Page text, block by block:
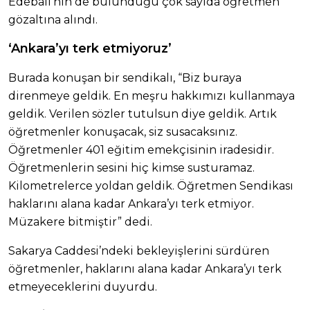
gözaltına alındı.
‘Ankara’yı terk etmiyoruz’
Burada konuşan bir sendikalı, “Biz buraya
direnmeye geldik. En meşru hakkımızı kullanmaya
geldik. Verilen sözler tutulsun diye geldik. Artık
öğretmenler konuşacak, siz susacaksınız.
Öğretmenler 401 eğitim emekçisinin iradesidir.
Öğretmenlerin sesini hiç kimse susturamaz.
Kilometrelerce yoldan geldik. Öğretmen Sendikası
haklarını alana kadar Ankara’yı terk etmiyor.
Müzakere bitmiştir” dedi.
Sakarya Caddesi’ndeki bekleyişlerini sürdüren
öğretmenler, haklarını alana kadar Ankara’yı terk
etmeyeceklerini duyurdu.